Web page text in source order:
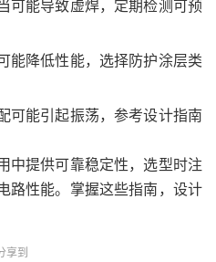
可能导致虚焊，定期检测可预
能降低性能，选择防护涂层类
可能引起振荡，参考设计指南
中提供可靠稳定性，选型时注
路性能。掌握这些指南，设计
享到